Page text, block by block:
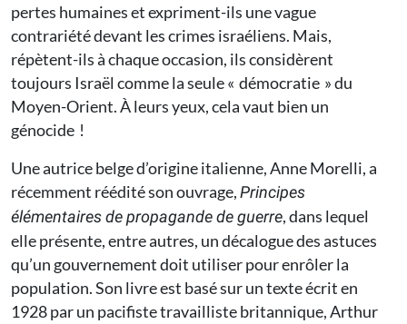
pertes humaines et expriment-ils une vague
contrariété devant les crimes israéliens. Mais,
répètent-ils à chaque occasion, ils considèrent
toujours Israël comme la seule « démocratie » du
Moyen-Orient. À leurs yeux, cela vaut bien un
génocide !
Une autrice belge d’origine italienne, Anne Morelli, a
récemment réédité son ouvrage,Principes
élémentaires de propagande de guerre, dans lequel
elle présente, entre autres, un décalogue des astuces
qu’un gouvernement doit utiliser pour enrôler la
population. Son livre est basé sur un texte écrit en
1928 par un pacifiste travailliste britannique, Arthur